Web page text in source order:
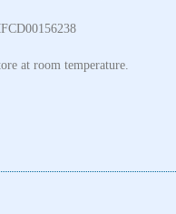
at room temperature.